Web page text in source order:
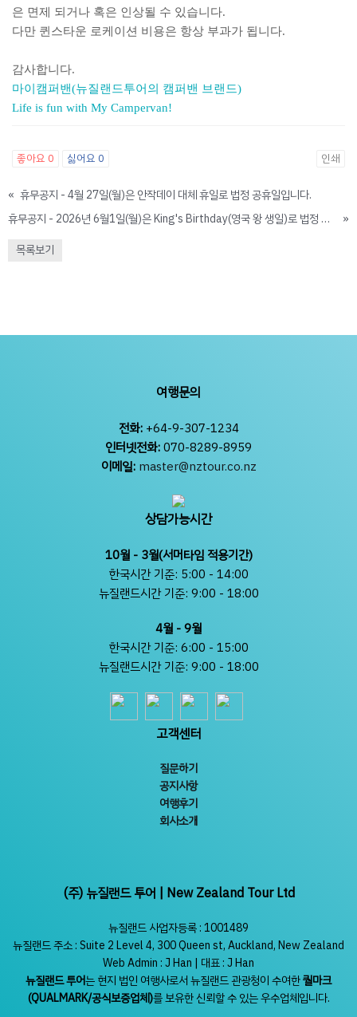
은 면제 되거나 혹은 인상될 수 있습니다.
다만 퀸스타운 로케이션 비용은 항상 부과가 됩니다.
감사합니다.
마이캠퍼밴(뉴질랜드투어의 캠퍼밴 브랜드)
Life is fun with My Campervan!
좋아요 0 싫어요 0 인쇄
« 휴무공지 - 4월 27일(월)은 안작데이 대체 휴일로 법정 공휴일입니다.
휴무공지 - 2026년 6월1일(월)은 King's Birthday(영국 왕 생일)로 법정 공휴일입니다.
»
목록보기
(주) 뉴질랜드 투어 | New Zealand Tour Ltd
뉴질랜드 사업자등록 : 1001489
뉴질랜드 주소 : Suite 2 Level 4, 300 Queen st, Auckland, New Zealand
Web Admin : J Han | 대표 : J Han
뉴질랜드 투어는 현지 법인 여행사로서 뉴질랜드 관광청이 수여한퀄마크
(QUALMARK/공식보증업체)를 보유한 신뢰할 수 있는 우수업체입니다.
여행문의
전화:+64-9-307-1234
인터넷전화:070-8289-8959
이메일: master@nztour.co.nz
상담가능시간
10월 - 3월(서머타임 적용기간)
한국시간 기준: 5:00 - 14:00
뉴질랜드시간 기준: 9:00 - 18:00
4월 - 9월
한국시간 기준: 6:00 - 15:00
뉴질랜드시간 기준: 9:00 - 18:00
고객센터
질문하기
공지사항
여행후기
회사소개